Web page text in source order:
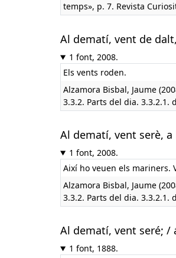
temps», p. 7. Revista
Al dematí, vent de
1 font, 2008.
Els vents roden.
Alzamora Bisbal, Jaume
3.3.2. Parts del dia. 3.3.2.1.
Al dematí, vent serè,
1 font, 2008.
Així ho veuen els mariners.
Alzamora Bisbal, Jaume
3.3.2. Parts del dia. 3.3.2.1.
Al dematí, vent seré; /
1 font, 1888.